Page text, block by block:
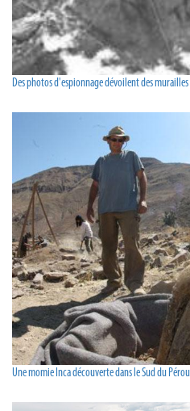
Des photos d'espionnage dévoilent des
Une momie Inca découverte dans le Sud du Pérou